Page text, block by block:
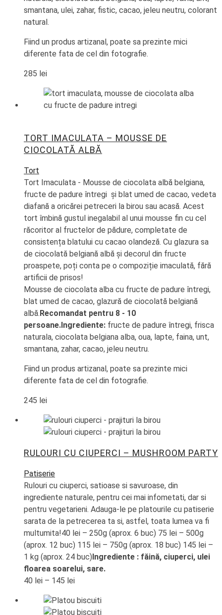
smantana, ulei, zahar, fistic, cacao, jeleu neutru, colorant
natural.
Fiind un produs artizanal, poate sa prezinte mici
diferente fata de cel din fotografie.
285 lei
TORT IMACULATA – MOUSSE DE
CIOCOLATĂ ALBĂ
Tort
Tort Imaculata - Mousse de ciocolata albă belgiana,
fructe de padure întregi și blat umed de cacao, vedeta
diafană a oricărei petreceri la birou sau acasă. Acest
tort îmbină gustul inegalabil al unui mousse fin cu cel
răcoritor al fructelor de pădure, completate de
consistența blatului cu cacao olandeză. Cu glazura sa
de ciocolată belgiană albă și decorul din fructe
proaspete, poți conta pe o compoziție imaculată, fără
artificii de prisos!
Mousse de ciocolata alba cu fructe de padure întregi,
blat umed de cacao, glazură de ciocolată belgiană
albă.Recomandat pentru 8 - 10
persoane.Ingrediente: fructe de padure întregi, frisca
naturala, ciocolata belgiana alba, oua, lapte, faina, unt,
smantana, zahar, cacao, jeleu neutru.
Fiind un produs artizanal, poate sa prezinte mici
diferente fata de cel din fotografie.
245 lei
RULOURI CU CIUPERCI – MUSHROOM PARTY
Patiserie
Rulouri cu ciuperci, satioase si savuroase, din
ingrediente naturale, pentru cei mai infometati, dar si
pentru vegetarieni. Adauga-le pe platourile cu patiserie
sarata de la petrecerea ta si, astfel, toata lumea va fi
multumita!40 lei – 250g (aprox. 6 buc) 75 lei – 500g
(aprox. 12 buc) 115 lei – 750g (aprox. 18 buc) 145 lei –
1 kg (aprox. 24 buc)Ingrediente : făină, ciuperci, ulei
floarea soarelui, sare.
40 lei – 145 lei